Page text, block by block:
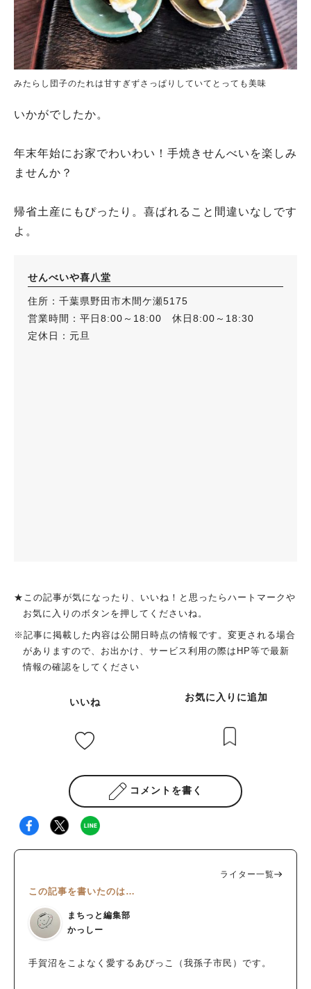
みたらし団子のたれは甘すぎずさっぱりしていてとっても美味
いかがでしたか。
年末年始にお家でわいわい！手焼きせんべいを楽しみ
ませんか？
帰省土産にもぴったり。喜ばれること間違いなしです
よ。
せんべいや喜八堂
住所：千葉県野田市木間ケ瀬5175
営業時間：平日8:00～18:00 休日8:00～18:30
定休日：元旦
★この記事が気になったり、いいね！と思ったらハートマークや
お気に入りのボタンを押してくださいね。
※記事に掲載した内容は公開日時点の情報です。変更される場合
がありますので、お出かけ、サービス利用の際はHP等で最新
情報の確認をしてください
いいね お気に入りに追加
コメントを書く
ライター一覧
この記事を書いたのは…
まちっと編集部
かっしー
手賀沼をこよなく愛するあびっこ（我孫子市民）です。